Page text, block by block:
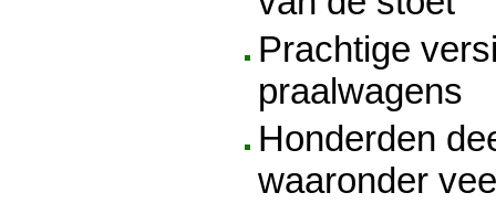
Prachtige
praalwagens
Honderden
waaronder